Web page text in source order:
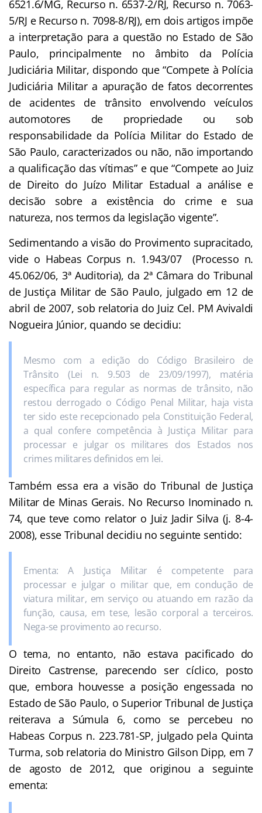
6521.6/MG, Recurso n. 6537-2/RJ, Recurso n. 7063-
5/RJ e Recurso n. 7098-8/RJ), em dois artigos impõe
a interpretação para a questão no Estado de São
Paulo, principalmente no âmbito da Polícia
Judiciária Militar, dispondo que “Compete à Polícia
Judiciária Militar a apuração de fatos decorrentes
de acidentes de trânsito envolvendo veículos
automotores de propriedade ou sob
responsabilidade da Polícia Militar do Estado de
São Paulo, caracterizados ou não, não importando
a qualificação das vítimas” e que “Compete ao Juiz
de Direito do Juízo Militar Estadual a análise e
decisão sobre a existência do crime e sua
natureza, nos termos da legislação vigente”.
Sedimentando a visão do Provimento supracitado,
vide o Habeas Corpus n. 1.943/07 (Processo n.
45.062/06, 3ª Auditoria), da 2ª Câmara do Tribunal
de Justiça Militar de São Paulo, julgado em 12 de
abril de 2007, sob relatoria do Juiz Cel. PM Avivaldi
Nogueira Júnior, quando se decidiu:
Mesmo com a edição do Código Brasileiro de
Trânsito (Lei n. 9.503 de 23/09/1997), matéria
específica para regular as normas de trânsito, não
restou derrogado o Código Penal Militar, haja vista
ter sido este recepcionado pela Constituição Federal,
a qual confere competência à Justiça Militar para
processar e julgar os militares dos Estados nos
crimes militares definidos em lei.
Também essa era a visão do Tribunal de Justiça
Militar de Minas Gerais. No Recurso Inominado n.
74, que teve como relator o Juiz Jadir Silva (j. 8-4-
2008), esse Tribunal decidiu no seguinte sentido:
Ementa: A Justiça Militar é competente para
processar e julgar o militar que, em condução de
viatura militar, em serviço ou atuando em razão da
função, causa, em tese, lesão corporal a terceiros.
Nega-se provimento ao recurso.
O tema, no entanto, não estava pacificado do
Direito Castrense, parecendo ser cíclico, posto
que, embora houvesse a posição engessada no
Estado de São Paulo, o Superior Tribunal de Justiça
reiterava a Súmula 6, como se percebeu no
Habeas Corpus n. 223.781-SP, julgado pela Quinta
Turma, sob relatoria do Ministro Gilson Dipp, em 7
de agosto de 2012, que originou a seguinte
ementa: